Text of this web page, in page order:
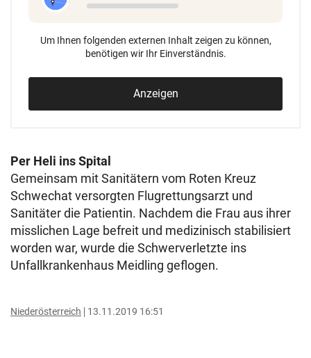
Um Ihnen folgenden externen Inhalt zeigen zu können,
benötigen wir Ihr Einverständnis.
Anzeigen
Per Heli ins Spital
Gemeinsam mit Sanitätern vom Roten Kreuz
Schwechat versorgten Flugrettungsarzt und
Sanitäter die Patientin. Nachdem die Frau aus ihrer
misslichen Lage befreit und medizinisch stabilisiert
worden war, wurde die Schwerverletzte ins
Unfallkrankenhaus Meidling geflogen.
Niederösterreich 13.11.2019 16:51